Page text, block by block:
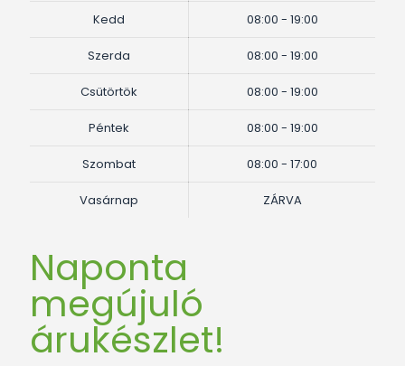
Kedd 08:00 - 19:00
Szerda 08:00 - 19:00
Csütörtök 08:00 - 19:00
Péntek 08:00 - 19:00
Szombat 08:00 - 17:00
Vasárnap ZÁRVA
Naponta
megújuló
árukészlet!